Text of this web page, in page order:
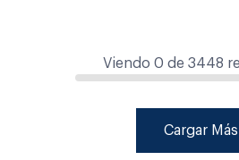
Viendo 0 de 3448
Cargar Más